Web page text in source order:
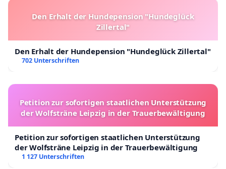
sein.
3 Einschränkungen von Grundrechten müssen
UNO Kinderrechtskonvention, Art. 3
1 Bei allen Massnahmen, die Kinder betreffen,
Einrichtungen der sozialen Fürsorge, Gerichten,
Verwaltungsbehörden oder
Gesetzgebungsorganen getroffen werden, ist das
Wohl des Kindes ein Gesichtspunkt, der vorrangig
zu berücksichtigen ist.
UNO Kinderrechtskonvention,Art. 28 und 29
„Recht auf Bildung; Schule; Berufsausbildung“
Den Erhalt der Hundepension "Hundeglück
Zillertal"
Den Erhalt der Hundepension "Hundeglück Zillertal"
702 Unterschriften
Petition zur sofortigen staatlichen Unterstützung
der Wolfsträne Leipzig in der Trauerbewältigung
Petition zur sofortigen staatlichen Unterstützung
der Wolfsträne Leipzig in der Trauerbewältigung
1 127 Unterschriften